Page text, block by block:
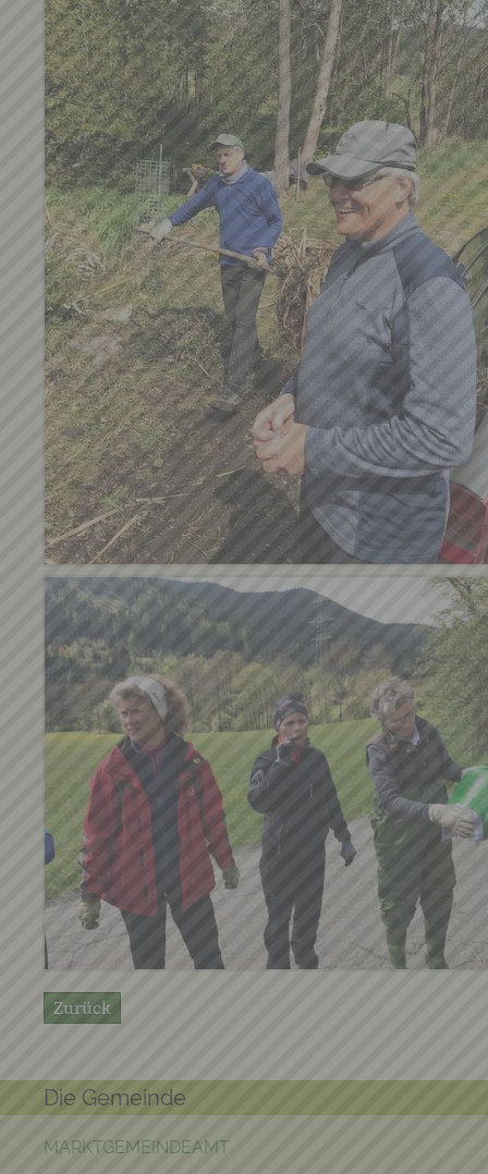
Zurück
Die Gemeinde
MARKTGEMEINDEAMT